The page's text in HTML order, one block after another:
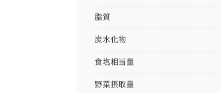
脂質
炭水化物
食塩相当量
野菜摂取量